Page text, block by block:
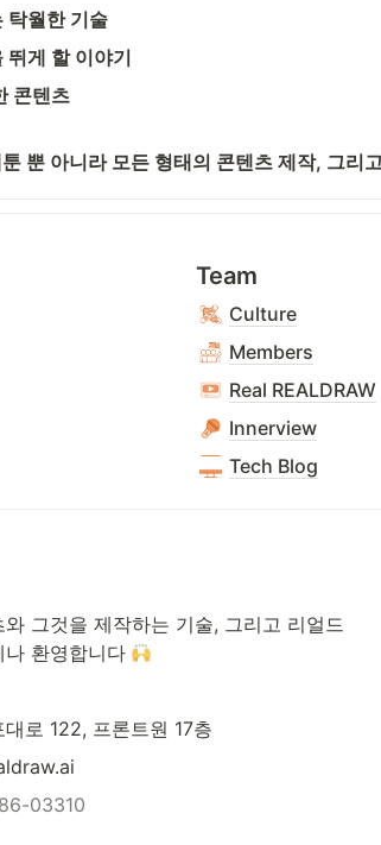
탁월한 기술
뛰게 할 이야기
콘텐츠
뿐 아니라 모든 형태의 콘텐츠 제작, 그리
Team
Culture
Members
Real REALDRAW
Innerview
Tech Blog
그것을 제작하는 기술, 그리고 리얼드
환영합니다
로 122, 프론트원 17층
03310